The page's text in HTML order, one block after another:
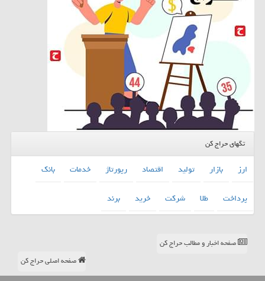
تگهای حراج کن
ارز بازار تولید اقتصاد رپورتاژ خدمات
بانك
پرداخت
طلا شركت خرید برند
صفحه اخبار و مطالب حراج کن
صفحه اصلی حراج کن